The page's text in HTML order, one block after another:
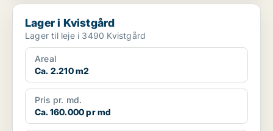
Lager i Kvistgård
Lager i Kvistgård
Lager til leje i 3490 Kvistgård
Areal
Ca. 2.210 m2
Pris pr. md.
Ca. 160.000 pr md